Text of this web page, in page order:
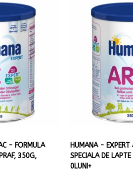
- FORMULA
350G,
HUMANA -
SPECIALA DE
0LUNI+